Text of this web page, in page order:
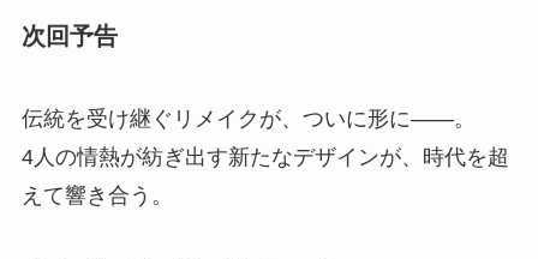
次回予告
伝統を受け継ぐリメイクが、ついに形に――。
4人の情熱が紡ぎ出す新たなデザインが、時代を超
えて響き合う。